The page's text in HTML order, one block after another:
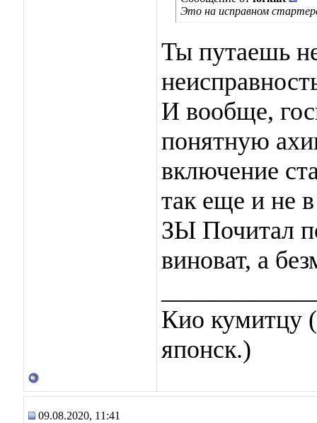
Это на исправном
Ты путаешь
И вообще,
понятную
включение
так еще и не
ЗЫ Почитал
виноват, а
Кио кумитцу
японск.)
09.08.2020, 11:41